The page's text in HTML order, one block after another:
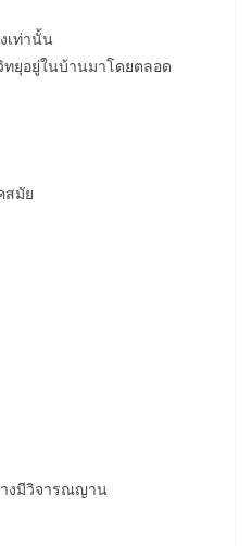
เท่านั้น
ยุอยู่ในบ้านมาโดยตลอด
สมัย
งมีวิจารณญาน